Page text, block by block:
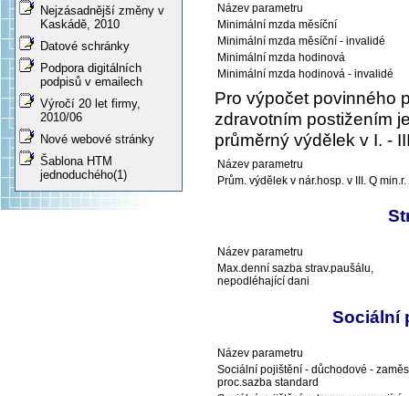
Nejzásadnější změny v
Kaskádě, 2010
Datové schránky
Podpora digitálních
podpisů v emailech
Výročí 20 let firmy,
2010/06
Nové webové stránky
Šablona HTM
jednoduchého(1)
Název parametru
Minimální mzda měsíční
Minimální mzda měsíční - invalidé
Minimální mzda hodinová
Minimální mzda hodinová - invalidé
Pro výpočet povinného
zdravotním postižením
průměrný výdělek v I. -
Název parametru
Prům. výdělek v nár.hosp. v III. Q min.r.
Název parametru
Max.denní sazba strav.paušálu,
nepodléhající dani
Sociální
Název parametru
Sociální pojištění - důchodové -
proc.sazba standard